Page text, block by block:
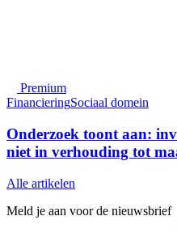
Premium
FinancieringSociaal domein
Onderzoek toont aan:
niet in verhouding tot
Alle artikelen
Meld je aan voor de nieuwsbrief